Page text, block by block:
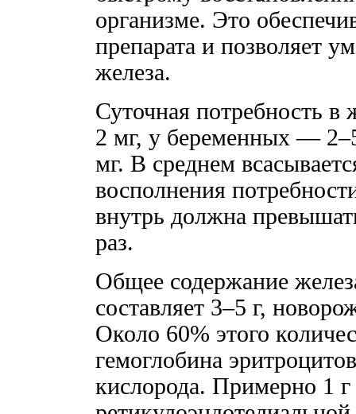
организме. Это
препарата и позволяет
железа.
Суточная потребность в
2 мг, у беременных —
мг. В среднем
восполнения
внутрь должна
раз.
Общее содержание
составляет 3–5 г,
Около 60% этого
гемоглобина
кислорода. Примерно 1 г